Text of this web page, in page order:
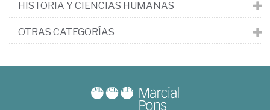
HISTORIA Y CIENCIAS HUMANAS
OTRAS CATEGORÍAS